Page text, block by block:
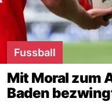
Fussball
Mit Moral zum
Baden